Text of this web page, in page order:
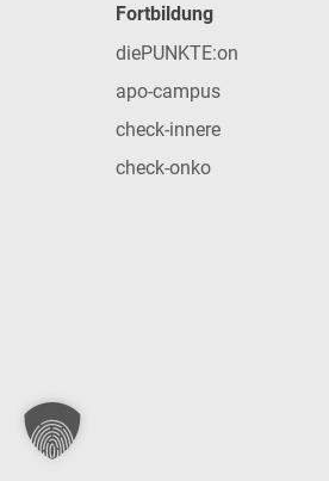
Fortbildung
diePUNKTE:on
apo-campus
check-innere
check-onko